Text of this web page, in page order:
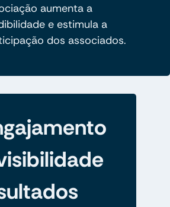
aumenta a
e estimula a
dos associados.